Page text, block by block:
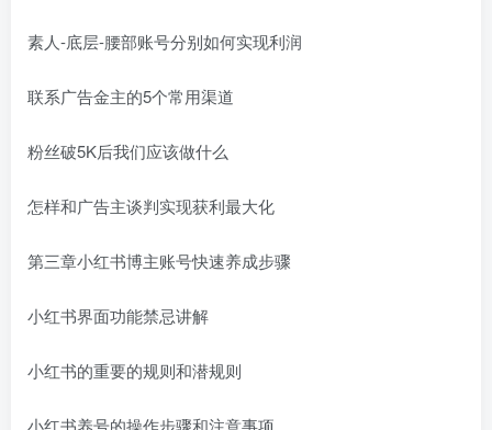
素人-底层-腰部账号分别如何实现利润
联系广告金主的5个常用渠道
粉丝破5K后我们应该做什么
怎样和广告主谈判实现获利最大化
第三章小红书博主账号快速养成步骤
小红书界面功能禁忌讲解
小红书的重要的规则和潜规则
小红书养号的操作步骤和注意事项